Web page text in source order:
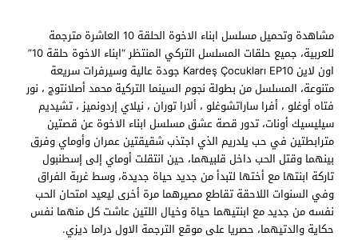
مشاهدة وتحميل مسلسل ابناء الاخوة الحلقة 10 العاشرة مترجمة
للعربية، جميع حلقات المسلسل التركي المنتظر “ابناء الاخوة حلقة 10”
اون لاين Kardeş Çocukları EP10 جودة عالية وسيرفرات سريعة
متنوعة، المسلسل من بطولة نجوم السينما التركية محمد أصلانتوج ، نور
فتاه أوغلو ، أفرا ساراتشوغلو ، ألارا توران ، نيلاي إردونميز ، تشيديم
سيليسيك أونات، تدور قصة عشق مسلسل ابناء الاخوة عن قصتين
مترابطتين في حب يلدريم الذي اجتذب شقيقتين عمران وأوماي وفرق
بينهما وقتل الحب داخل قلبيهما، حين انتقلت أوماي إلى إسطنبول
تاركة ابنتها مع أختها لتبدأ من جديد حياة جديدة، وسط غربة الفراق
وفي السنوات اللاحقة تقاطع مصيرهما مرة أخرى ليعيد امتحان الحب
نفسه من جديد مع ابنتيهما حياة وخيال اللتين عاشت كل منهما نفس
حكاية والدتيهما، حصريا على موقع الترجمة الاول دراما ديزي.